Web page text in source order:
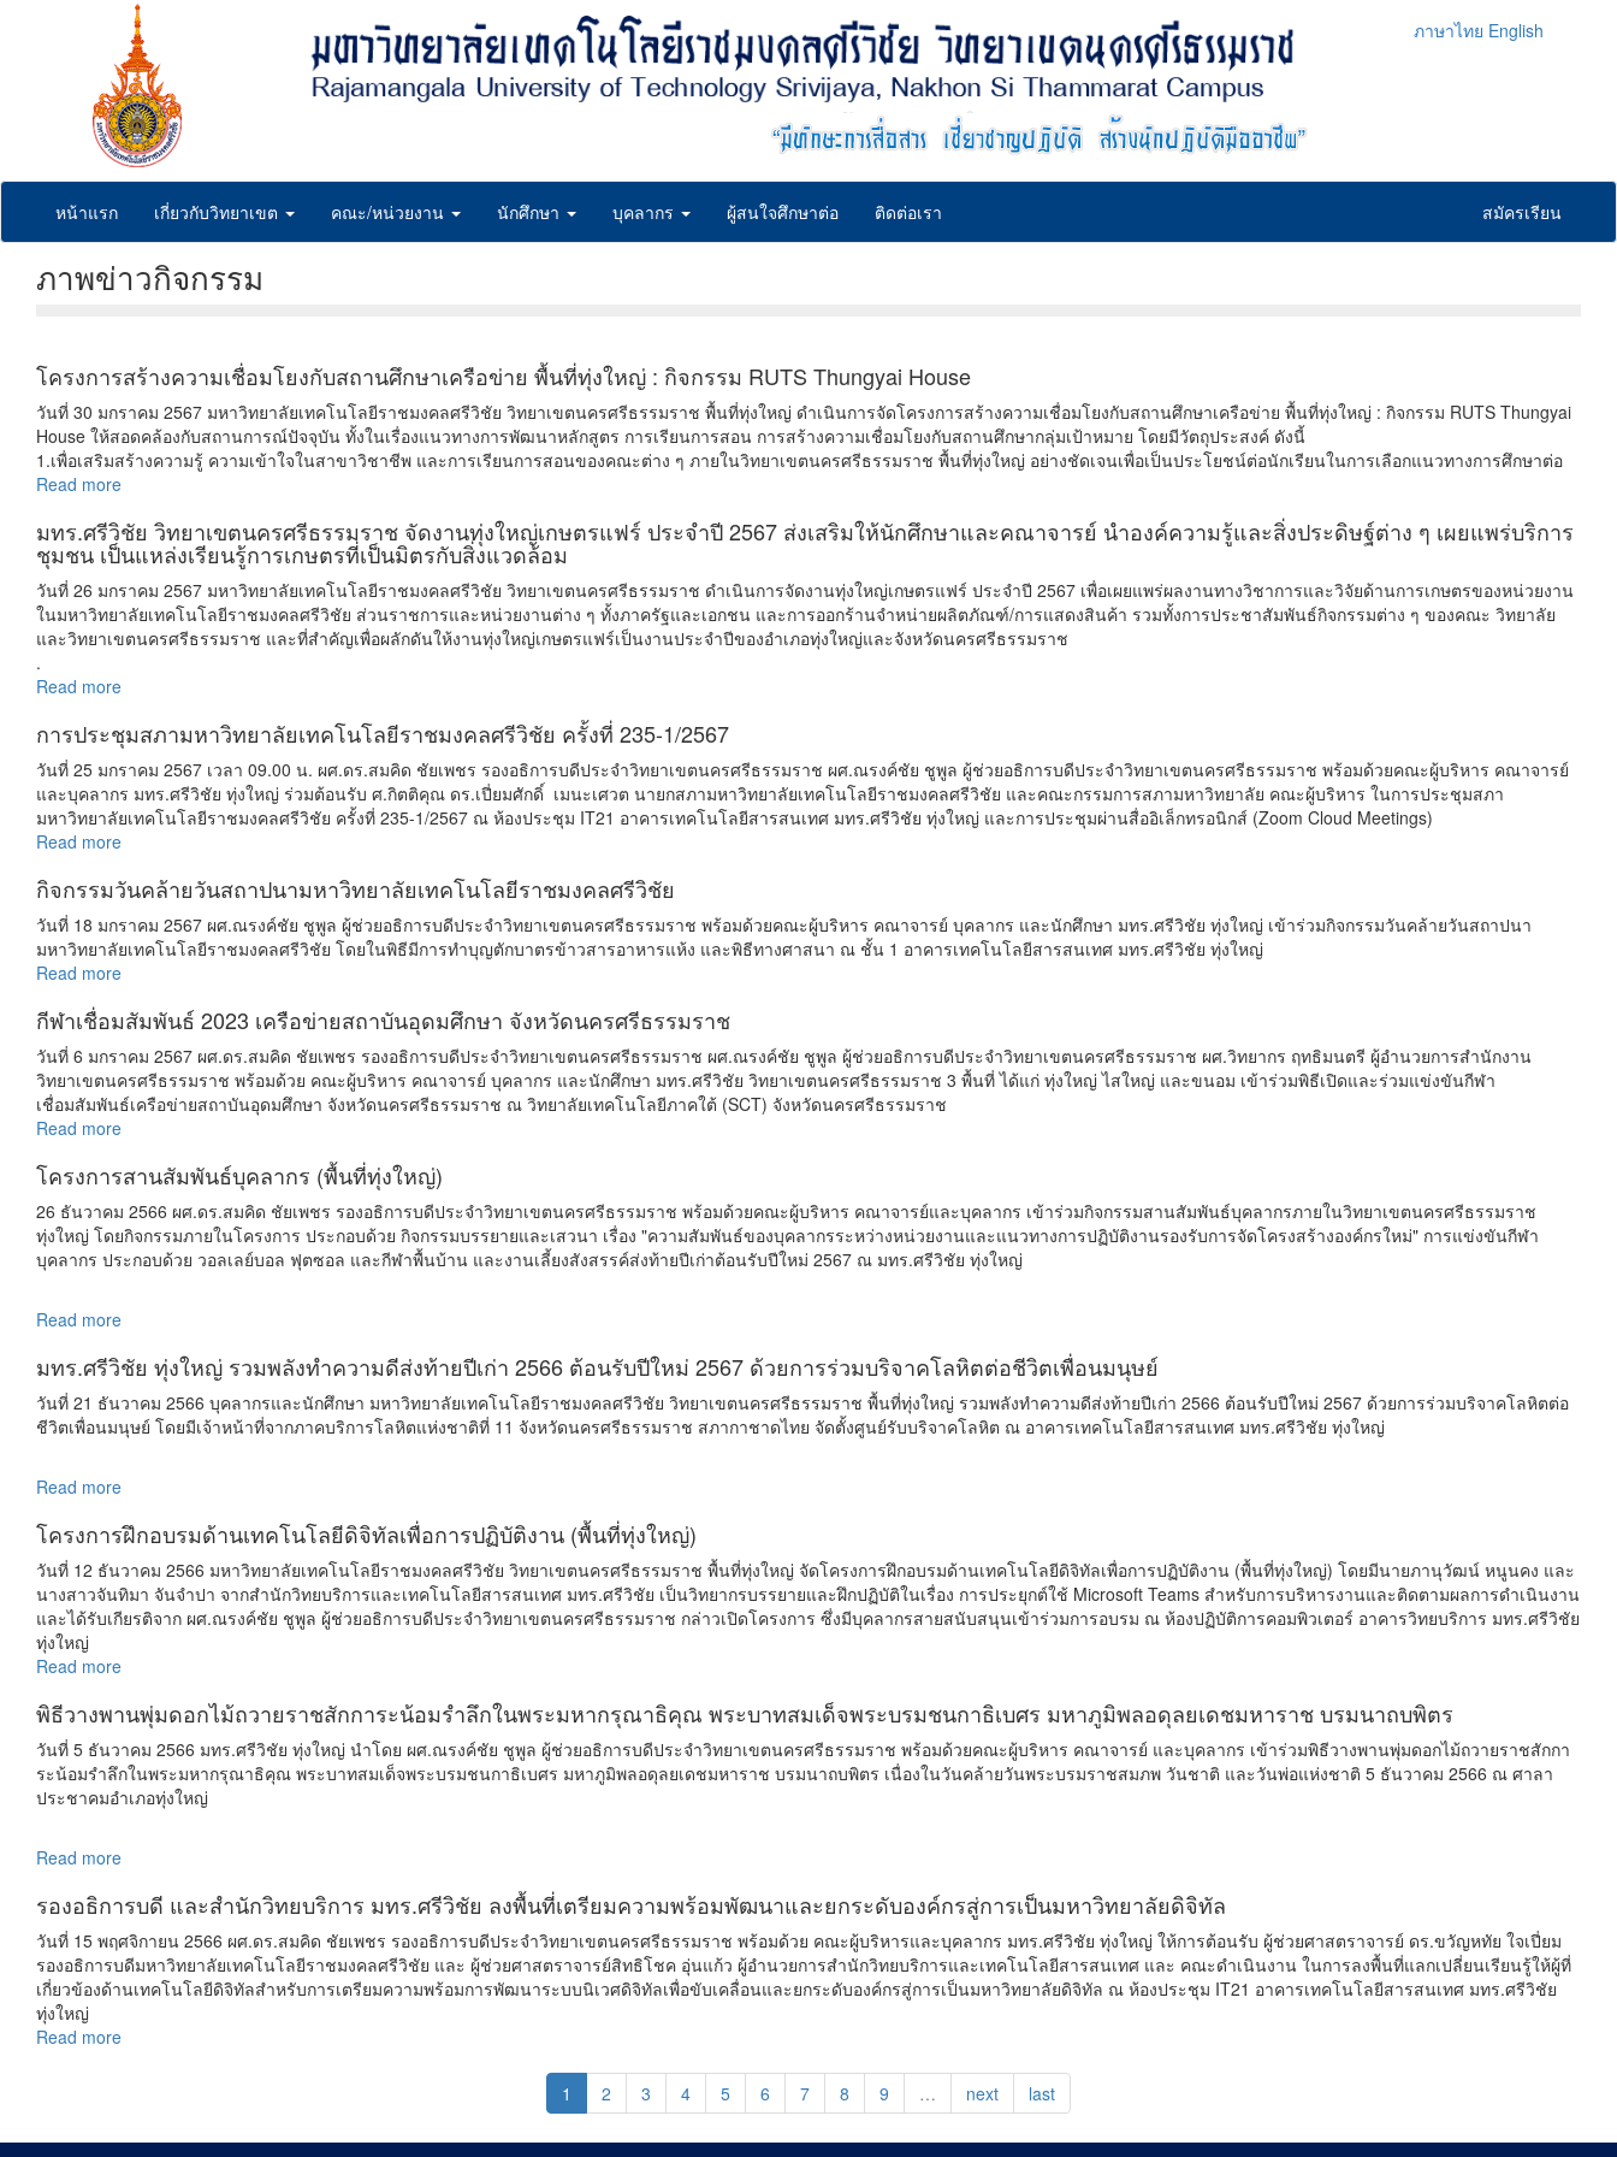
ภาษาไทย English
หน้าแรก เกี่ยวกับวิทยาเขต คณะ/หน่วยงาน นักศึกษา บุคลากร ผู้สนใจศึกษาต่อ ติดต่อเรา สมัครเรียน
ภาพข่าวกิจกรรม
โครงการสร้างความเชื่อมโยงกับสถานศึกษาเครือข่าย พื้นที่ทุ่งใหญ่ : กิจกรรม RUTS Thungyai House
วันที่ 30 มกราคม 2567 มหาวิทยาลัยเทคโนโลยีราชมงคลศรีวิชัย วิทยาเขตนครศรีธรรมราช พื้นที่ทุ่งใหญ่ ดำเนินการจัดโครงการสร้างความเชื่อมโยงกับสถานศึกษาเครือข่าย พื้นที่ทุ่งใหญ่ : กิจกรรม RUTS Thungyai
House ให้สอดคล้องกับสถานการณ์ปัจจุบัน ทั้งในเรื่องแนวทางการพัฒนาหลักสูตร การเรียนการสอน การสร้างความเชื่อมโยงกับสถานศึกษากลุ่มเป้าหมาย โดยมีวัตถุประสงค์ ดังนี้
1.เพื่อเสริมสร้างความรู้ ความเข้าใจในสาขาวิชาชีพ และการเรียนการสอนของคณะต่าง ๆ ภายในวิทยาเขตนครศรีธรรมราช พื้นที่ทุ่งใหญ่ อย่างชัดเจนเพื่อเป็นประโยชน์ต่อนักเรียนในการเลือกแนวทางการศึกษาต่อ
Read more
มทร.ศรีวิชัย วิทยาเขตนครศรีธรรมราช จัดงานทุ่งใหญ่เกษตรแฟร์ ประจำปี 2567 ส่งเสริมให้นักศึกษาและคณาจารย์ นำองค์ความรู้และสิ่งประดิษฐ์ต่าง ๆ เผยแพร่บริการ
ชุมชน เป็นแหล่งเรียนรู้การเกษตรที่เป็นมิตรกับสิ่งแวดล้อม
วันที่ 26 มกราคม 2567 มหาวิทยาลัยเทคโนโลยีราชมงคลศรีวิชัย วิทยาเขตนครศรีธรรมราช ดำเนินการจัดงานทุ่งใหญ่เกษตรแฟร์ ประจำปี 2567 เพื่อเผยแพร่ผลงานทางวิชาการและวิจัยด้านการเกษตรของหน่วยงาน
ในมหาวิทยาลัยเทคโนโลยีราชมงคลศรีวิชัย ส่วนราชการและหน่วยงานต่าง ๆ ทั้งภาครัฐและเอกชน และการออกร้านจำหน่ายผลิตภัณฑ์/การแสดงสินค้า รวมทั้งการประชาสัมพันธ์กิจกรรมต่าง ๆ ของคณะ วิทยาลัย
และวิทยาเขตนครศรีธรรมราช และที่สำคัญเพื่อผลักดันให้งานทุ่งใหญ่เกษตรแฟร์เป็นงานประจำปีของอำเภอทุ่งใหญ่และจังหวัดนครศรีธรรมราช
.
Read more
การประชุมสภามหาวิทยาลัยเทคโนโลยีราชมงคลศรีวิชัย ครั้งที่ 235-1/2567
วันที่ 25 มกราคม 2567 เวลา 09.00 น. ผศ.ดร.สมคิด ชัยเพชร รองอธิการบดีประจำวิทยาเขตนครศรีธรรมราช ผศ.ณรงค์ชัย ชูพูล ผู้ช่วยอธิการบดีประจำวิทยาเขตนครศรีธรรมราช พร้อมด้วยคณะผู้บริหาร คณาจารย์
และบุคลากร มทร.ศรีวิชัย ทุ่งใหญ่ ร่วมต้อนรับ ศ.กิตติคุณ ดร.เปี่ยมศักดิ์ เมนะเศวต นายกสภามหาวิทยาลัยเทคโนโลยีราชมงคลศรีวิชัย และคณะกรรมการสภามหาวิทยาลัย คณะผู้บริหาร ในการประชุมสภา
มหาวิทยาลัยเทคโนโลยีราชมงคลศรีวิชัย ครั้งที่ 235-1/2567 ณ ห้องประชุม IT21 อาคารเทคโนโลยีสารสนเทศ มทร.ศรีวิชัย ทุ่งใหญ่ และการประชุมผ่านสื่ออิเล็กทรอนิกส์ (Zoom Cloud Meetings)
Read more
กิจกรรมวันคล้ายวันสถาปนามหาวิทยาลัยเทคโนโลยีราชมงคลศรีวิชัย
วันที่ 18 มกราคม 2567 ผศ.ณรงค์ชัย ชูพูล ผู้ช่วยอธิการบดีประจำวิทยาเขตนครศรีธรรมราช พร้อมด้วยคณะผู้บริหาร คณาจารย์ บุคลากร และนักศึกษา มทร.ศรีวิชัย ทุ่งใหญ่ เข้าร่วมกิจกรรมวันคล้ายวันสถาปนา
มหาวิทยาลัยเทคโนโลยีราชมงคลศรีวิชัย โดยในพิธีมีการทำบุญตักบาตรข้าวสารอาหารแห้ง และพิธีทางศาสนา ณ ชั้น 1 อาคารเทคโนโลยีสารสนเทศ มทร.ศรีวิชัย ทุ่งใหญ่
Read more
กีฬาเชื่อมสัมพันธ์ 2023 เครือข่ายสถาบันอุดมศึกษา จังหวัดนครศรีธรรมราช
วันที่ 6 มกราคม 2567 ผศ.ดร.สมคิด ชัยเพชร รองอธิการบดีประจำวิทยาเขตนครศรีธรรมราช ผศ.ณรงค์ชัย ชูพูล ผู้ช่วยอธิการบดีประจำวิทยาเขตนครศรีธรรมราช ผศ.วิทยากร ฤทธิมนตรี ผู้อำนวยการสำนักงาน
วิทยาเขตนครศรีธรรมราช พร้อมด้วย คณะผู้บริหาร คณาจารย์ บุคลากร และนักศึกษา มทร.ศรีวิชัย วิทยาเขตนครศรีธรรมราช 3 พื้นที่ ได้แก่ ทุ่งใหญ่ ไสใหญ่ และขนอม เข้าร่วมพิธีเปิดและร่วมแข่งขันกีฬา
เชื่อมสัมพันธ์เครือข่ายสถาบันอุดมศึกษา จังหวัดนครศรีธรรมราช ณ วิทยาลัยเทคโนโลยีภาคใต้ (SCT) จังหวัดนครศรีธรรมราช
Read more
โครงการสานสัมพันธ์บุคลากร (พื้นที่ทุ่งใหญ่)
26 ธันวาคม 2566 ผศ.ดร.สมคิด ชัยเพชร รองอธิการบดีประจำวิทยาเขตนครศรีธรรมราช พร้อมด้วยคณะผู้บริหาร คณาจารย์และบุคลากร เข้าร่วมกิจกรรมสานสัมพันธ์บุคลากรภายในวิทยาเขตนครศรีธรรมราช
ทุ่งใหญ่ โดยกิจกรรมภายในโครงการ ประกอบด้วย กิจกรรมบรรยายและเสวนา เรื่อง "ความสัมพันธ์ของบุคลากรระหว่างหน่วยงานและแนวทางการปฏิบัติงานรองรับการจัดโครงสร้างองค์กรใหม่" การแข่งขันกีฬา
บุคลากร ประกอบด้วย วอลเลย์บอล ฟุตซอล และกีฬาพื้นบ้าน และงานเลี้ยงสังสรรค์ส่งท้ายปีเก่าต้อนรับปีใหม่ 2567 ณ มทร.ศรีวิชัย ทุ่งใหญ่
Read more
มทร.ศรีวิชัย ทุ่งใหญ่ รวมพลังทำความดีส่งท้ายปีเก่า 2566 ต้อนรับปีใหม่ 2567 ด้วยการร่วมบริจาคโลหิตต่อชีวิตเพื่อนมนุษย์
วันที่ 21 ธันวาคม 2566 บุคลากรและนักศึกษา มหาวิทยาลัยเทคโนโลยีราชมงคลศรีวิชัย วิทยาเขตนครศรีธรรมราช พื้นที่ทุ่งใหญ่ รวมพลังทำความดีส่งท้ายปีเก่า 2566 ต้อนรับปีใหม่ 2567 ด้วยการร่วมบริจาคโลหิตต่อ
ชีวิตเพื่อนมนุษย์ โดยมีเจ้าหน้าที่จากภาคบริการโลหิตแห่งชาติที่ 11 จังหวัดนครศรีธรรมราช สภากาชาดไทย จัดตั้งศูนย์รับบริจาคโลหิต ณ อาคารเทคโนโลยีสารสนเทศ มทร.ศรีวิชัย ทุ่งใหญ่
Read more
โครงการฝึกอบรมด้านเทคโนโลยีดิจิทัลเพื่อการปฏิบัติงาน (พื้นที่ทุ่งใหญ่)
วันที่ 12 ธันวาคม 2566 มหาวิทยาลัยเทคโนโลยีราชมงคลศรีวิชัย วิทยาเขตนครศรีธรรมราช พื้นที่ทุ่งใหญ่ จัดโครงการฝึกอบรมด้านเทคโนโลยีดิจิทัลเพื่อการปฏิบัติงาน (พื้นที่ทุ่งใหญ่) โดยมีนายภานุวัฒน์ หนูนคง และ
นางสาวจันทิมา จันจำปา จากสำนักวิทยบริการและเทคโนโลยีสารสนเทศ มทร.ศรีวิชัย เป็นวิทยากรบรรยายและฝึกปฏิบัติในเรื่อง การประยุกต์ใช้ Microsoft Teams สำหรับการบริหารงานและติดตามผลการดำเนินงาน
และได้รับเกียรติจาก ผศ.ณรงค์ชัย ชูพูล ผู้ช่วยอธิการบดีประจำวิทยาเขตนครศรีธรรมราช กล่าวเปิดโครงการ ซึ่งมีบุคลากรสายสนับสนุนเข้าร่วมการอบรม ณ ห้องปฏิบัติการคอมพิวเตอร์ อาคารวิทยบริการ มทร.ศรีวิชัย
ทุ่งใหญ่
Read more
พิธีวางพานพุ่มดอกไม้ถวายราชสักการะน้อมรำลึกในพระมหากรุณาธิคุณ พระบาทสมเด็จพระบรมชนกาธิเบศร มหาภูมิพลอดุลยเดชมหาราช บรมนาถบพิตร
วันที่ 5 ธันวาคม 2566 มทร.ศรีวิชัย ทุ่งใหญ่ นำโดย ผศ.ณรงค์ชัย ชูพูล ผู้ช่วยอธิการบดีประจำวิทยาเขตนครศรีธรรมราช พร้อมด้วยคณะผู้บริหาร คณาจารย์ และบุคลากร เข้าร่วมพิธีวางพานพุ่มดอกไม้ถวายราชสักกา
ระน้อมรำลึกในพระมหากรุณาธิคุณ พระบาทสมเด็จพระบรมชนกาธิเบศร มหาภูมิพลอดุลยเดชมหาราช บรมนาถบพิตร เนื่องในวันคล้ายวันพระบรมราชสมภพ วันชาติ และวันพ่อแห่งชาติ 5 ธันวาคม 2566 ณ ศาลา
ประชาคมอำเภอทุ่งใหญ่
Read more
รองอธิการบดี และสำนักวิทยบริการ มทร.ศรีวิชัย ลงพื้นที่เตรียมความพร้อมพัฒนาและยกระดับองค์กรสู่การเป็นมหาวิทยาลัยดิจิทัล
วันที่ 15 พฤศจิกายน 2566 ผศ.ดร.สมคิด ชัยเพชร รองอธิการบดีประจำวิทยาเขตนครศรีธรรมราช พร้อมด้วย คณะผู้บริหารและบุคลากร มทร.ศรีวิชัย ทุ่งใหญ่ ให้การต้อนรับ ผู้ช่วยศาสตราจารย์ ดร.ขวัญหทัย ใจเปี่ยม
รองอธิการบดีมหาวิทยาลัยเทคโนโลยีราชมงคลศรีวิชัย และ ผู้ช่วยศาสตราจารย์สิทธิโชค อุ่นแก้ว ผู้อำนวยการสำนักวิทยบริการและเทคโนโลยีสารสนเทศ และ คณะดำเนินงาน ในการลงพื้นที่แลกเปลี่ยนเรียนรู้ให้ผู้ที่
เกี่ยวข้องด้านเทคโนโลยีดิจิทัลสำหรับการเตรียมความพร้อมการพัฒนาระบบนิเวศดิจิทัลเพื่อขับเคลื่อนและยกระดับองค์กรสู่การเป็นมหาวิทยาลัยดิจิทัล ณ ห้องประชุม IT21 อาคารเทคโนโลยีสารสนเทศ มทร.ศรีวิชัย
ทุ่งใหญ่
Read more
1 2 3 4 5 6 7 8 9 … next last